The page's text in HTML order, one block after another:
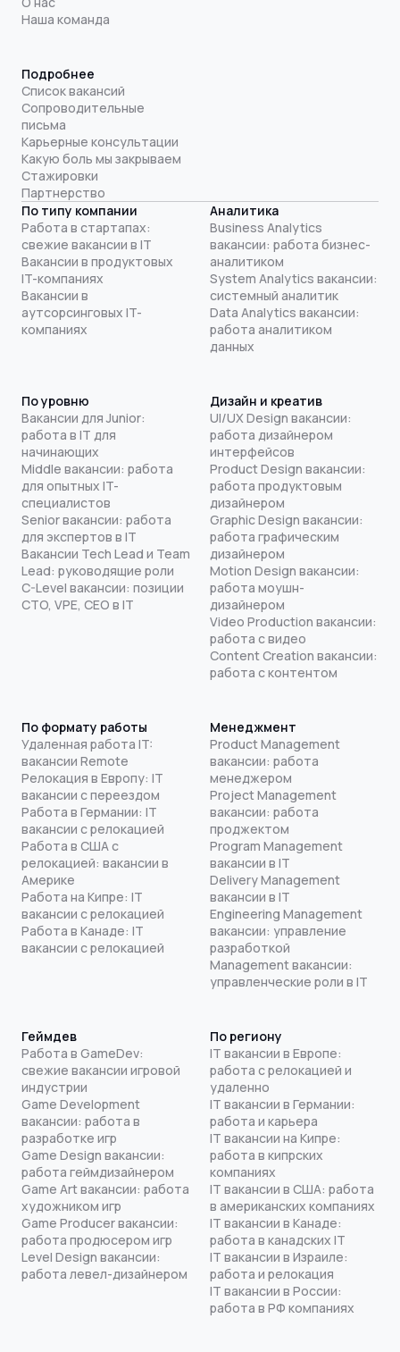
Наша команда
Подробнее
Список вакансий
Сопроводительные
письма
Карьерные консультации
Какую боль мы закрываем
Стажировки
Партнерство
По типу компании
Работа в стартапах:
свежие вакансии в IT
Вакансии в продуктовых
IT-компаниях
Вакансии в
аутсорсинговых IT-
компаниях
Аналитика
Business Analytics
вакансии: работа бизнес-
аналитиком
System Analytics вакансии:
системный аналитик
Data Analytics вакансии:
работа аналитиком
данных
По уровню
Вакансии для Junior:
работа в IT для
начинающих
Middle вакансии: работа
для опытных IT-
специалистов
Senior вакансии: работа
для экспертов в IT
Вакансии Tech Lead и Team
Lead: руководящие роли
C-Level вакансии: позиции
CTO, VPE, CEO в IT
Дизайн и креатив
UI/UX Design вакансии:
работа дизайнером
интерфейсов
Product Design вакансии:
работа продуктовым
дизайнером
Graphic Design вакансии:
работа графическим
дизайнером
Motion Design вакансии:
работа моушн-
дизайнером
Video Production вакансии:
работа с видео
Content Creation вакансии:
работа с контентом
По формату работы
Удаленная работа IT:
вакансии Remote
Релокация в Европу: IT
вакансии с переездом
Работа в Германии: IT
вакансии с релокацией
Работа в США с
релокацией: вакансии в
Америке
Работа на Кипре: IT
вакансии с релокацией
Работа в Канаде: IT
вакансии с релокацией
Менеджмент
Product Management
вакансии: работа
менеджером
Project Management
вакансии: работа
проджектом
Program Management
вакансии в IT
Delivery Management
вакансии в IT
Engineering Management
вакансии: управление
разработкой
Management вакансии:
управленческие роли в IT
Геймдев
Работа в GameDev:
свежие вакансии игровой
индустрии
Game Development
вакансии: работа в
разработке игр
Game Design вакансии:
работа геймдизайнером
Game Art вакансии: работа
художником игр
Game Producer вакансии:
работа продюсером игр
Level Design вакансии:
работа левел-дизайнером
По региону
IT вакансии в Европе:
работа с релокацией и
удаленно
IT вакансии в Германии:
работа и карьера
IT вакансии на Кипре:
работа в кипрских
компаниях
IT вакансии в США: работа
в американских компаниях
IT вакансии в Канаде:
работа в канадских IT
IT вакансии в Израиле:
работа и релокация
IT вакансии в России:
работа в РФ компаниях